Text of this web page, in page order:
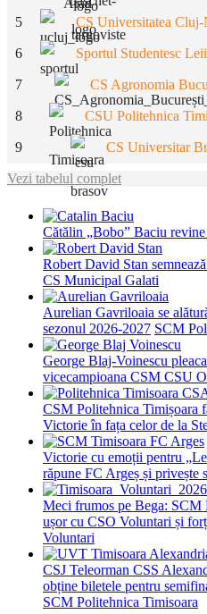
5 CS Universitatea Cluj-
6 Sportul Studentesc
7 CS Agronomia
8 CSU Politehnica
9 CS Universitar
Vezi tabelul complet
Cătălin „Bobo” Baciu
Robert David Stan
CS Municipal Galati
Aurelian Gavriloaia se
sezonul 2026-2027 SCM
George Blaj-Voinescu
vicecampioana CSM CSU
CSM Politehnica Timișoara
Victorie în fața celor de la
Victorie cu emoții pentru
răpune FC Argeș și privește
Meci frumos pe Bega: SCM
ușor cu CSO Voluntari și
Voluntari
CSJ Teleorman CSS
obține biletele pentru
SCM Politehnica Timisoara